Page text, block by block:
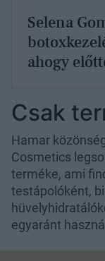
Selena
ahogy
Csak
Hamar
Cosmetics
terméke, ami
testápolóként,
egyaránt